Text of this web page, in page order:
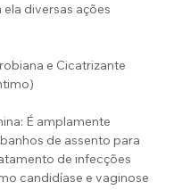
diversas ações
e Cicatrizante
É amplamente
de assento para
de infecções
candidíase e vaginose